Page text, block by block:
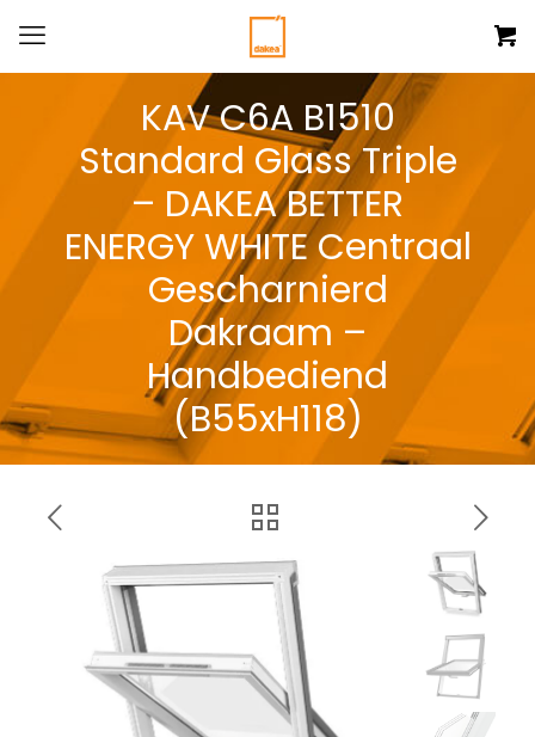
KAV C6A B1510
Standard Glass Triple
– DAKEA BETTER
ENERGY WHITE Centraal
Gescharnierd
Dakraam –
Handbediend
(B55xH118)